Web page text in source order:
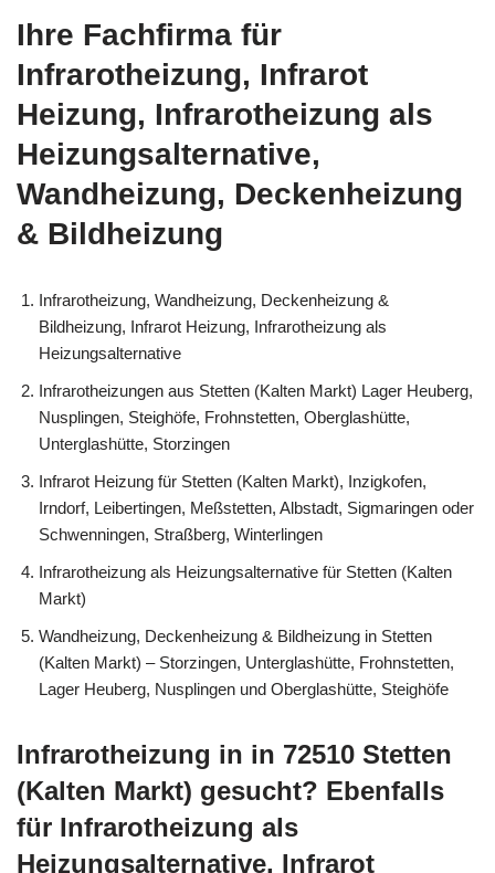
Ihre Fachfirma für
Infrarotheizung, Infrarot
Heizung, Infrarotheizung als
Heizungsalternative,
Wandheizung, Deckenheizung
& Bildheizung
Infrarotheizung, Wandheizung, Deckenheizung &
Bildheizung, Infrarot Heizung, Infrarotheizung als
Heizungsalternative
Infrarotheizungen aus Stetten (Kalten Markt) Lager Heuberg,
Nusplingen, Steighöfe, Frohnstetten, Oberglashütte,
Unterglashütte, Storzingen
Infrarot Heizung für Stetten (Kalten Markt), Inzigkofen,
Irndorf, Leibertingen, Meßstetten, Albstadt, Sigmaringen oder
Schwenningen, Straßberg, Winterlingen
Infrarotheizung als Heizungsalternative für Stetten (Kalten
Markt)
Wandheizung, Deckenheizung & Bildheizung in Stetten
(Kalten Markt) – Storzingen, Unterglashütte, Frohnstetten,
Lager Heuberg, Nusplingen und Oberglashütte, Steighöfe
Infrarotheizung in in 72510 Stetten
(Kalten Markt) gesucht? Ebenfalls
für Infrarotheizung als
Heizungsalternative, Infrarot